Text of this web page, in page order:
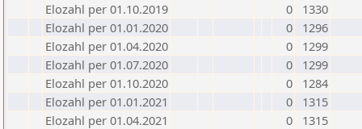
Elozahl per 01.10.2019
0
1330
Elozahl per 01.01.2020
0
1296
Elozahl per 01.04.2020
0
1299
Elozahl per 01.07.2020
0
1299
Elozahl per 01.10.2020
0
1284
Elozahl per 01.01.2021
0
1315
Elozahl per 01.04.2021
0
1315